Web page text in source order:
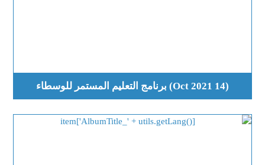
(14 Oct 2021) برنامج التعليم المستمر للوسطاء